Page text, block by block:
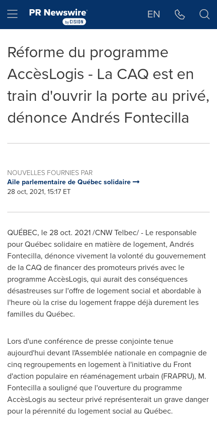
Hamburger menu EN
Réforme du programme
AccèsLogis - La CAQ est en
train d'ouvrir la porte au privé,
dénonce Andrés Fontecilla
NOUVELLES FOURNIES PAR
Aile parlementaire de Québec solidaire
28 oct, 2021, 15:17 ET
QUÉBEC, le28 oct. 2021/CNW Telbec/ - Le responsable
pour Québec solidaire en matière de logement, Andrés
Fontecilla, dénonce vivement la volonté du gouvernement
de la CAQ de financer des promoteurs privés avec le
programme AccèsLogis, qui aurait des conséquences
désastreuses sur l'offre de logement social et abordable à
l'heure où la crise du logement frappe déjà durement les
familles du Québec.
Lors d'une conférence de presse conjointe tenue
aujourd'hui devant l'Assemblée nationale en compagnie de
cinq regroupements en logement à l'initiative du Front
d'action populaire en réaménagement urbain (FRAPRU), M.
Fontecilla a souligné que l'ouverture du programme
AccèsLogis au secteur privé représenterait un grave danger
pour la pérennité du logement social au Québec.